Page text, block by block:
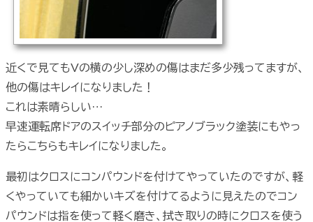
近くで見てもVの横の少し深めの傷はまだ多少残ってますが、
他の傷はキレイになりました！
これは素晴らしい…
早速運転席ドアのスイッチ部分のピアノブラック塗装にもやっ
たらこちらもキレイになりました。
最初はクロスにコンパウンドを付けてやっていたのですが、軽
くやっていても細かいキズを付けてるように見えたのでコン
パウンドは指を使って軽く磨き、拭き取りの時にクロスを使う